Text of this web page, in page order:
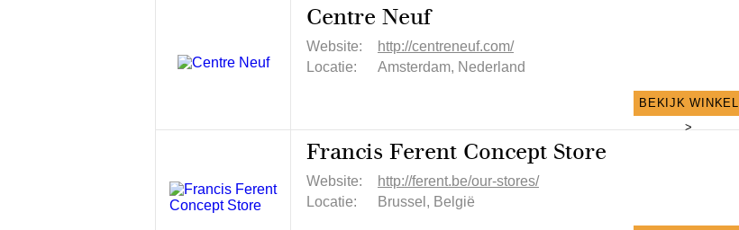
Centre Neuf
Website:
http://centreneuf.com/
Locatie:
Amsterdam, Nederland
BEKIJK WINKEL
>
Francis Ferent Concept Store
Website:
http://ferent.be/our-stores/
Locatie:
Brussel, België